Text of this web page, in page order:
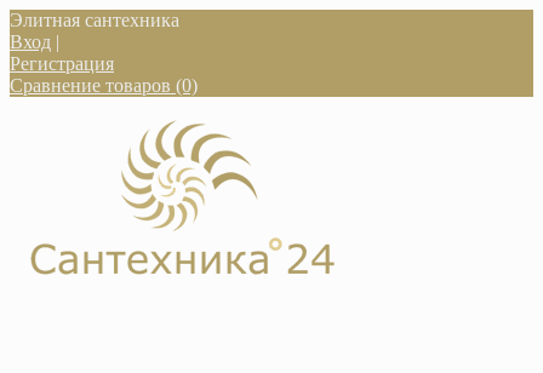
Элитная сантехника
Вход |
Регистрация
Сравнение товаров (0)